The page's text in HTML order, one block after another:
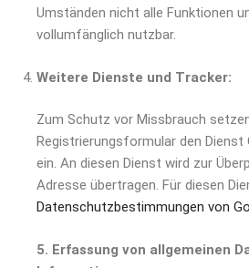
Umständen nicht alle Funktionen
vollumfänglich nutzbar.
Weitere Dienste und Tracker:
Zum Schutz vor Missbrauch
Registrierungsformular den Dienst
ein. An diesen Dienst wird zur
Adresse übertragen. Für diesen
Datenschutzbestimmungen von
5. Erfassung von allgemeinen